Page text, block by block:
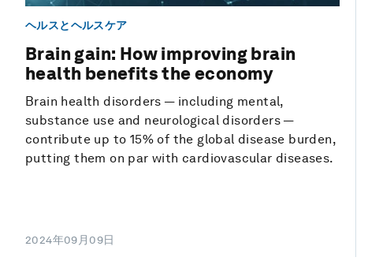
ヘルスとヘルスケア
Brain gain: How improving brain
health benefits the economy
Brain health disorders — including mental,
substance use and neurological disorders —
contribute up to 15% of the global disease burden,
putting them on par with cardiovascular diseases.
2024年09月09日